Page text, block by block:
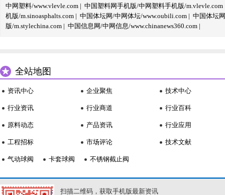
中网塑料/www.vlevle.com | 中国塑料网手机版/中网塑料手机版/m.vlevle.com
机版/m.sinoasphalts.com | 中国体坛网/中网体坛/www.oubili.com | 中国体坛
版/m.stylechina.com | 中国信息网/中网信息/www.chinanews360.com |
全站地图
资讯中心
行业资讯
原料动态
工程招标
企业聚焦
行业商道
产品资讯
市场评论
技术中心
行业百科
行业应用
技术文献
气动球阀 卡套球阀 不锈钢截止阀
扫描二维码，获取手机版最新资讯